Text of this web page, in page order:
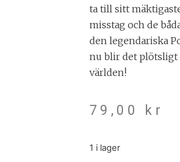
ta till sitt
misstag och de
den legendariska
nu blir det plötsligt
världen!
79,00 kr
1 i lager